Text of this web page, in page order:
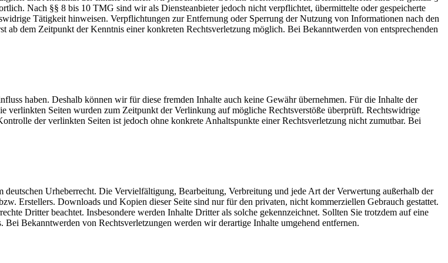
Nach §§ 8 bis 10 TMG sind wir als Diensteanbieter jedoch nicht verpflichtet, übermittelte oder gespeicherte
Tätigkeit hinweisen. Verpflichtungen zur Entfernung oder Sperrung der Nutzung von Informationen nach den
dem Zeitpunkt der Kenntnis einer konkreten Rechtsverletzung möglich. Bei Bekanntwerden von entsprechenden
haben. Deshalb können wir für diese fremden Inhalte auch keine Gewähr übernehmen. Für die Inhalte der
Seiten wurden zum Zeitpunkt der Verlinkung auf mögliche Rechtsverstöße überprüft. Rechtswidrige
der verlinkten Seiten ist jedoch ohne konkrete Anhaltspunkte einer Rechtsverletzung nicht zumutbar. Bei
Urheberrecht. Die Vervielfältigung, Bearbeitung, Verbreitung und jede Art der Verwertung außerhalb der
Erstellers. Downloads und Kopien dieser Seite sind nur für den privaten, nicht kommerziellen Gebrauch gestattet.
Dritter beachtet. Insbesondere werden Inhalte Dritter als solche gekennzeichnet. Sollten Sie trotzdem auf eine
Bekanntwerden von Rechtsverletzungen werden wir derartige Inhalte umgehend entfernen.